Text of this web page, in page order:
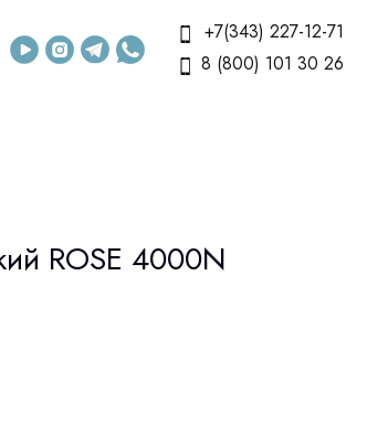
+7(343) 227-12-71
8 (800) 101 30 26
ROSE 4000N